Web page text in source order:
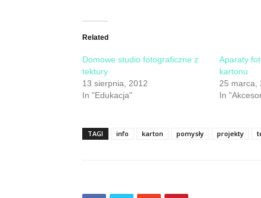
(Opens
new
Related
Domowe studio fotograficzne z
tektury
13 sierpnia, 2012
In "Edukacja"
Aparaty
kartonu
25 marca,
In
TAGI info karton pomysły projekty